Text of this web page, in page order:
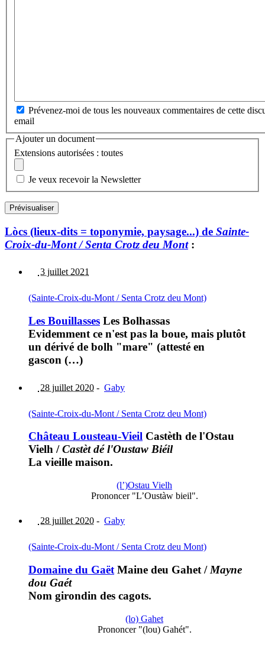
Prévenez-moi de tous les nouveaux commentaires de cette
email
Ajouter un document
Extensions autorisées : toutes
Je veux recevoir la Newsletter
Lòcs (lieux-dits = toponymie, paysage...) de Sainte-
Croix-du-Mont / Senta Crotz deu Mont:
3 juillet 2021
(Sainte-Croix-du-Mont / Senta Crotz deu Mont)
Les Bouillasses Les Bolhassas
Evidemment ce n'est pas la boue, mais plutôt
un dérivé de bolh "mare" (attesté en
gascon (…)
28 juillet 2020 - Gaby
(Sainte-Croix-du-Mont / Senta Crotz deu Mont)
Château Lousteau-Vieil Castèth de l'Ostau
Vielh /Castèt dé l'Oustaw Biéil
La vieille maison.
(l’)Ostau Vielh
Prononcer "L’Oustàw bieil".
28 juillet 2020 - Gaby
(Sainte-Croix-du-Mont / Senta Crotz deu Mont)
Domaine du Gaët Maine deu Gahet / Mayne
dou Gaét
Nom girondin des cagots.
(lo) Gahet
Prononcer "(lou) Gahét".